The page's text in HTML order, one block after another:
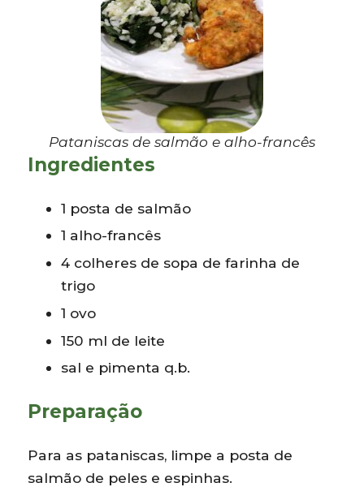
Pataniscas de salmão e alho-francês
Ingredientes
1 posta de salmão
1 alho-francês
4 colheres de sopa de farinha de
trigo
1 ovo
150 ml de leite
sal e pimenta q.b.
Preparação
Para as pataniscas, limpe a posta de
salmão de peles e espinhas.